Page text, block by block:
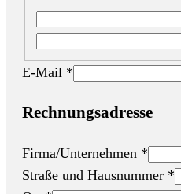
E-Mail *
Rechnungsadresse
Firma/Unternehmen *
Straße und Hausnummer *